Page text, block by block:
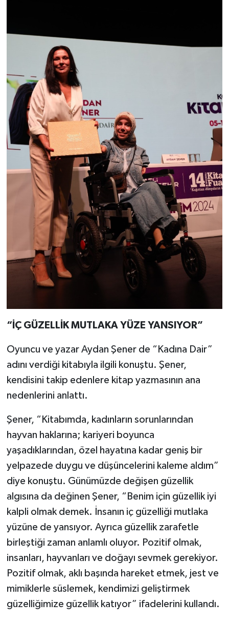
“İÇ GÜZELLİK MUTLAKA YÜZE YANSIYOR”
Oyuncu ve yazar Aydan Şener de “Kadına Dair”
adını verdiği kitabıyla ilgili konuştu. Şener,
kendisini takip edenlere kitap yazmasının ana
nedenlerini anlattı.
Şener, “Kitabımda, kadınların sorunlarından
hayvan haklarına; kariyeri boyunca
yaşadıklarından, özel hayatına kadar geniş bir
yelpazede duygu ve düşüncelerini kaleme aldım”
diye konuştu. Günümüzde değişen güzellik
algısına da değinen Şener, “Benim için güzellik iyi
kalpli olmak demek. İnsanın iç güzelliği mutlaka
yüzüne de yansıyor. Ayrıca güzellik zarafetle
birleştiği zaman anlamlı oluyor. Pozitif olmak,
insanları, hayvanları ve doğayı sevmek gerekiyor.
Pozitif olmak, aklı başında hareket etmek, jest ve
mimiklerle süslemek, kendimizi geliştirmek
güzelliğimize güzellik katıyor” ifadelerini kullandı.